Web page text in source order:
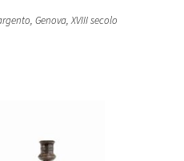
Genova, XVIII secolo